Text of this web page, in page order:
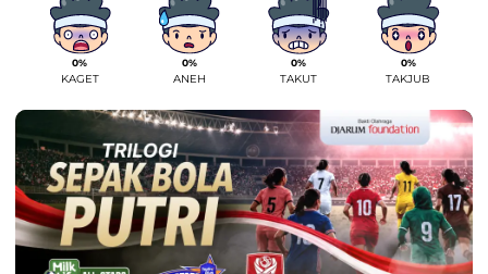
0%
KAGET
0%
ANEH
0%
TAKUT
0%
TAKJUB